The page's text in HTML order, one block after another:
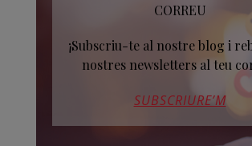
CORREU
¡Subscriu-te al nostre blog i
nostres newsletters al teu
SUBSCRIURE’M